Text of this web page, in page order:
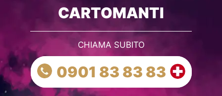
CARTOMANTI
CHIAMA SUBITO
0901 83 83 83